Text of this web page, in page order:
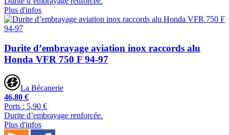
Plus d'infos
Durite d’embrayage aviation inox raccords alu
Honda VFR 750 F 94-97
La Bécanerie
46,80 €
Ports : 5,90 €
Durite d’embrayage renforcée.
Plus d'infos